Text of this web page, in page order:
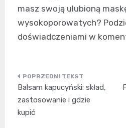
masz swoją ulubioną
wysokoporowatych?
doświadczeniami w
Nawigacja
wpisu
Balsam kapucyński: skład,
zastosowanie i gdzie
kupić